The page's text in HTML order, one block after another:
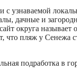
узнаваемой
дачные и
округа
что пляж у Сенежа
подработка в